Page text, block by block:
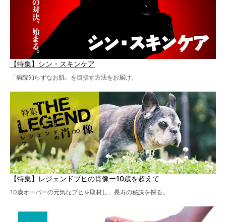
【特集】シン・スキンケア
「病院知らずなお肌」を目指す方法をお届け。
【特集】レジェンドブヒの肖像ー10歳を超えて
10歳オーバーの元気なブヒを取材し、長寿の秘訣を探る。